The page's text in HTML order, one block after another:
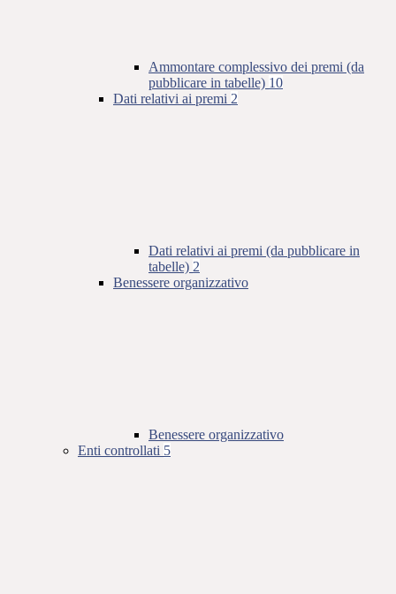
Ammontare complessivo dei premi (da
pubblicare in tabelle) 10
Dati relativi ai premi 2
Dati relativi ai premi (da pubblicare in
tabelle) 2
Benessere organizzativo
Benessere organizzativo
Enti controllati 5